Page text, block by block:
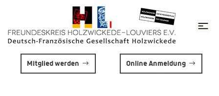
Mitglied werden Online Anmeldung